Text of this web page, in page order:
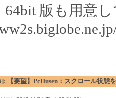
64bit 版も用意
【要望】PcHusen：スクロール状態